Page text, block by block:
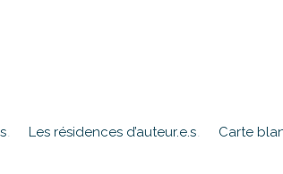
Les résidences d’auteur.e.s Carte